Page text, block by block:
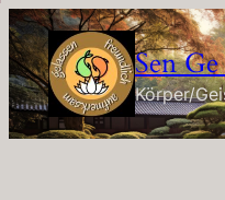
Zum
Inhalt
springen
Sen
Körper/